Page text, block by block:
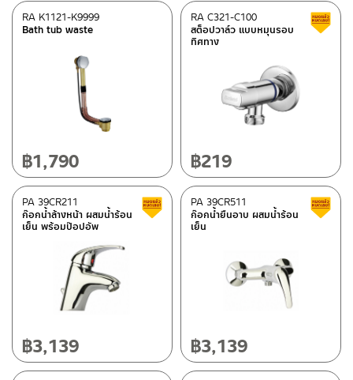
Bath tub waste
RA K1121-K9999
฿1,790
สต็อปวาล์ว แบบหมุนรอบ
ทิศทาง
RA C321-C100
฿219
ก๊อกน้ำล้างหน้า ผสมน้ำร้อน
เย็น พร้อมป๊อปอัพ
PA 39CR211 Clearance sale
฿3,139
ก๊อกน้ำยืนอาบ ผสมน้ำร้อน
เย็น
PA 39CR511
฿3,139